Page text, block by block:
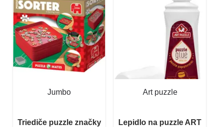
Jumbo
Triediče puzzle značky
Art puzzle
Lepidlo na puzzle ART